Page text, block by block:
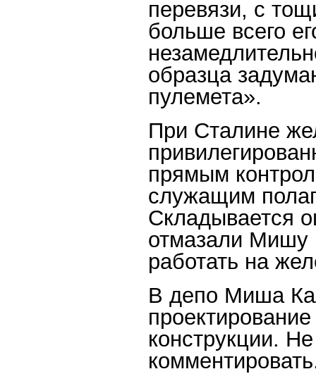
перевязи, с
больше всего
образца
пулемета».
При Сталине
прямым
служащим
Складывается
отмазали Мишу
работать на
В депо Миша
конструкции.